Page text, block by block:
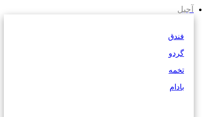
آجیل
فندق
گردو
تخمه
بادام